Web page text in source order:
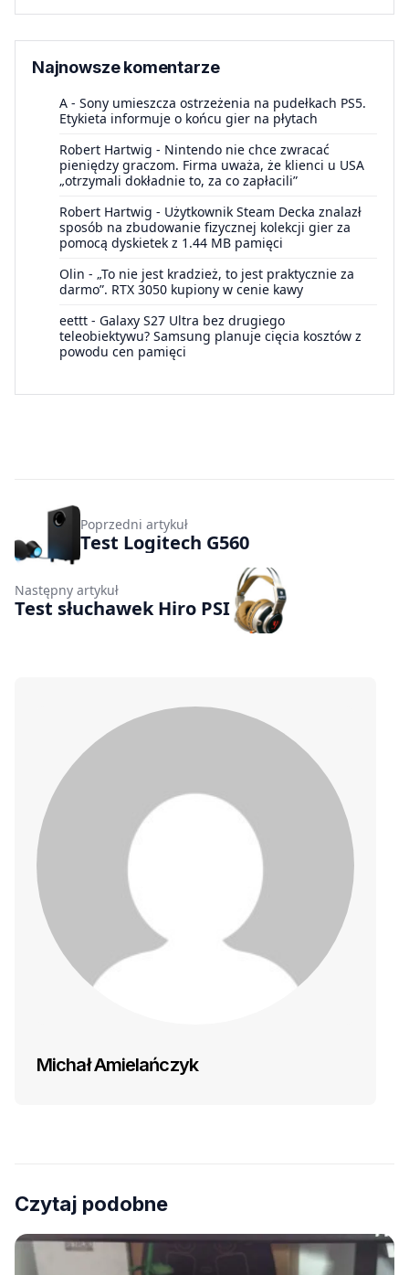
Najnowsze komentarze
A - Sony umieszcza ostrzeżenia na pudełkach PS5.
Etykieta informuje o końcu gier na płytach
Robert Hartwig - Nintendo nie chce zwracać
pieniędzy graczom. Firma uważa, że klienci u USA
„otrzymali dokładnie to, za co zapłacili”
Robert Hartwig - Użytkownik Steam Decka znalazł
sposób na zbudowanie fizycznej kolekcji gier za
pomocą dyskietek z 1.44 MB pamięci
Olin - „To nie jest kradzież, to jest praktycznie za
darmo”. RTX 3050 kupiony w cenie kawy
eettt - Galaxy S27 Ultra bez drugiego
teleobiektywu? Samsung planuje cięcia kosztów z
powodu cen pamięci
Poprzedni artykuł
Test Logitech G560
Następny artykuł
Test słuchawek Hiro PSI
Michał Amielańczyk
Czytaj podobne